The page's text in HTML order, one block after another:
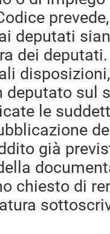
deputati
dei deputati.
deputato sul
le
già
chiesto di